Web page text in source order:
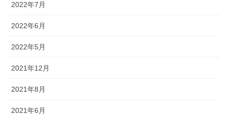
2022年7月
2022年6月
2022年5月
2021年12月
2021年8月
2021年6月